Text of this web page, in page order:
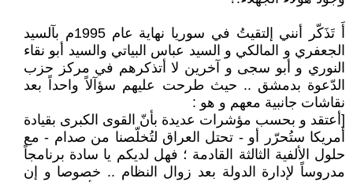
أَ تَذَكّر أنني إلتقيتُ في سوريا نهاية عام 1995م بآلسيد
الجعفري و المالكي و السيد عباس البياتي والسيد أبو نقاء
النوري و أبو سجى و آخرين لا أتذكرهم في مركز حزب
الدّعوة بدمشق .. حيث طرحت عليهم سؤآلاً واحداً بعد
نقاشات جانبية معهم و هو :
[أعتقد و بحسب مؤشرات عديدة بأنّ القوى الكبرى بقيادة
أمريكا ستُحرّر أو - تحتل العراق لتُخلّصنا من صدام - مع
حلول الألفية الثالثة القادمة ؛ فهل لديكم يا سادة برنامجاً
مدروساً لإدارة الدولة بعد زوال النظام .. خصوصا و إن